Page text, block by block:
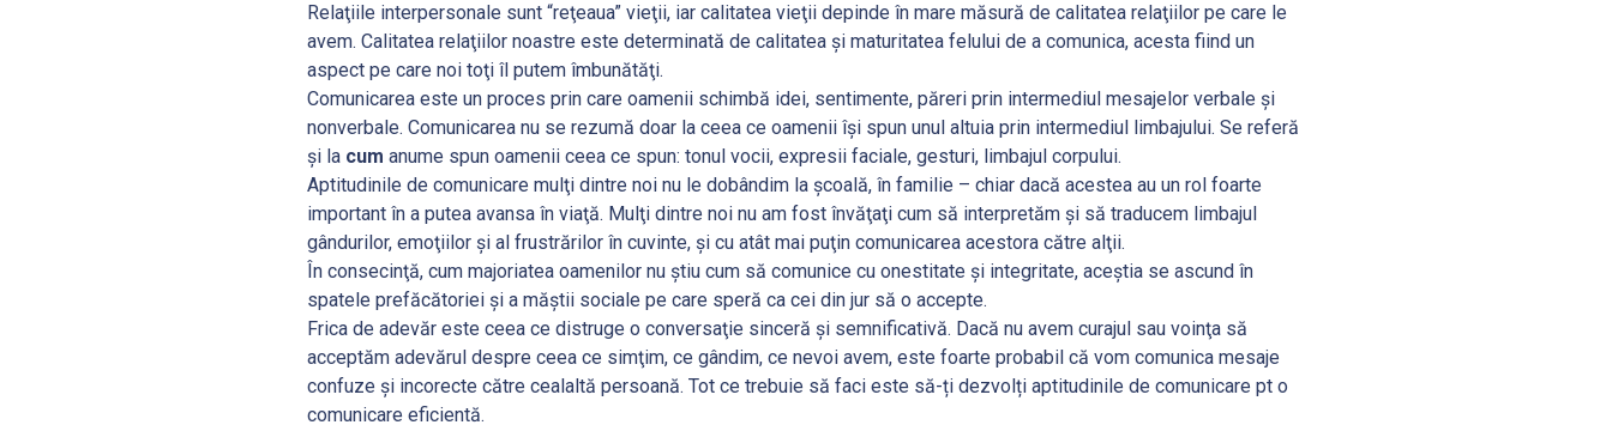
Relaţiile interpersonale sunt “reţeaua” vieţii, iar calitatea vieţii depinde în mare măsură de calitatea relaţiilor pe care le
avem. Calitatea relaţiilor noastre este determinată de calitatea şi maturitatea felului de a comunica, acesta fiind un
aspect pe care noi toţi îl putem îmbunătăţi.
Comunicarea este un proces prin care oamenii schimbă idei, sentimente, păreri prin intermediul mesajelor verbale şi
nonverbale. Comunicarea nu se rezumă doar la ceea ce oamenii îşi spun unul altuia prin intermediul limbajului. Se referă
şi la cum anume spun oamenii ceea ce spun: tonul vocii, expresii faciale, gesturi, limbajul corpului.
Aptitudinile de comunicare mulţi dintre noi nu le dobândim la şcoală, în familie – chiar dacă acestea au un rol foarte
important în a putea avansa în viaţă. Mulţi dintre noi nu am fost învăţaţi cum să interpretăm şi să traducem limbajul
gândurilor, emoţiilor şi al frustrărilor în cuvinte, şi cu atât mai puţin comunicarea acestora către alţii.
În consecinţă, cum majoriatea oamenilor nu ştiu cum să comunice cu onestitate şi integritate, aceştia se ascund în
spatele prefăcătoriei şi a măştii sociale pe care speră ca cei din jur să o accepte.
Frica de adevăr este ceea ce distruge o conversaţie sinceră şi semnificativă. Dacă nu avem curajul sau voinţa să
acceptăm adevărul despre ceea ce simţim, ce gândim, ce nevoi avem, este foarte probabil că vom comunica mesaje
confuze şi incorecte către cealaltă persoană. Tot ce trebuie să faci este să-ți dezvolți aptitudinile de comunicare pt o
comunicare eficientă.